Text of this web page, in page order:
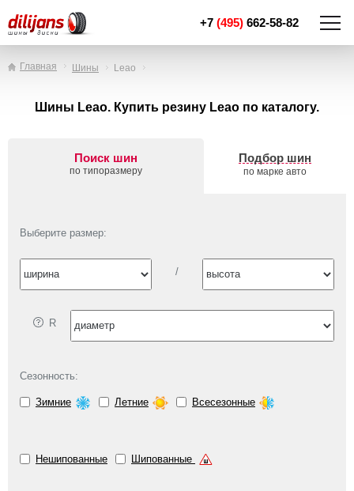
+7 (495) 662-58-82
Главная Шины Leao
Шины Leao. Купить резину Leao по каталогу.
Поиск шин
по типоразмеру
Подбор шин
по марке авто
Выберите размер:
/
R
Сезонность:
Зимние Летние Всесезонные
Нешипованные Шипованные